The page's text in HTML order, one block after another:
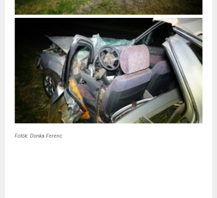
Fotók: Donka Ferenc